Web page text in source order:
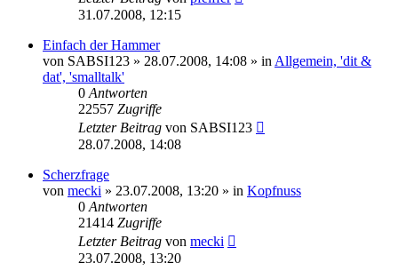
31.07.2008, 12:15
Einfach der Hammer
von SABSI123 » 28.07.2008, 14:08 » in Allgemein, 'dit &
dat', 'smalltalk'
0 Antworten
22557 Zugriffe
Letzter Beitrag von SABSI123
28.07.2008, 14:08
Scherzfrage
von mecki » 23.07.2008, 13:20 » in Kopfnuss
0 Antworten
21414 Zugriffe
Letzter Beitrag von mecki
23.07.2008, 13:20